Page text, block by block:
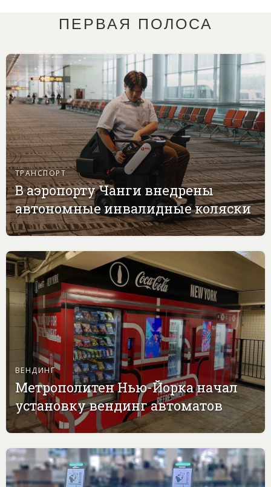
ПЕРВАЯ ПОЛОСА
ТРАНСПОРТ
В аэропорту Чанги внедрены
автономные инвалидные коляски
ВЕНДИНГ
Метрополитен Нью-Йорка начал
установку вендинг автоматов